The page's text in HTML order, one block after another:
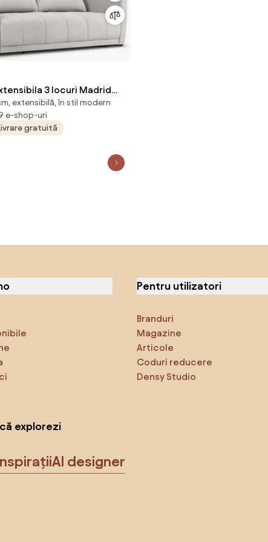
3 locuri Madrid
extensibilă, în stil modern
e-shop-uri
gratuită
Pentru utilizatori
Branduri
Magazine
Articole
Coduri reducere
Densy Studio
explorezi
AI designer